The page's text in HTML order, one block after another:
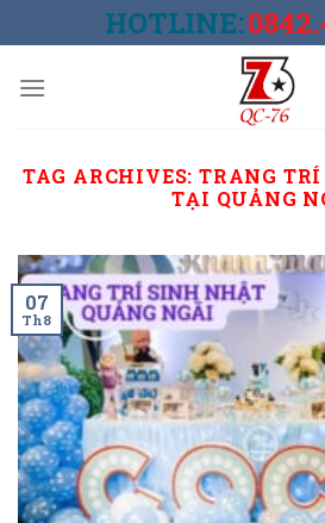
to
HOTLINE:
TAG ARCHIVES: TRANG
TẠI QUẢNG
07
Th8